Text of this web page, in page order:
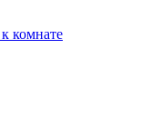
комнате